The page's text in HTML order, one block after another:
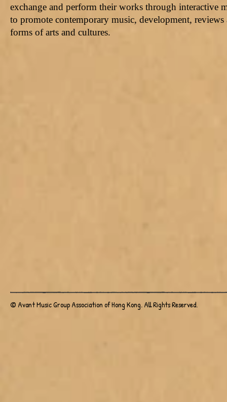
exchange and perform their works through interactive
to promote contemporary music, development,
forms of arts and cultures.
© Avant Music Group Association of Hong Kong. All Rights Reserved.